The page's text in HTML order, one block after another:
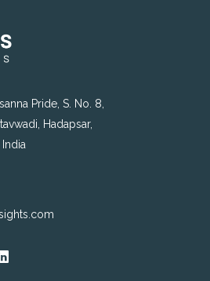
Pride, S. No. 8,
Hadapsar,
India